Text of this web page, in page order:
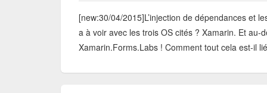
[new:30/04/2015]L’injection de dépendances et
a à voir avec les trois OS cités ? Xamarin. Et
Xamarin.Forms.Labs ! Comment tout cela est-il